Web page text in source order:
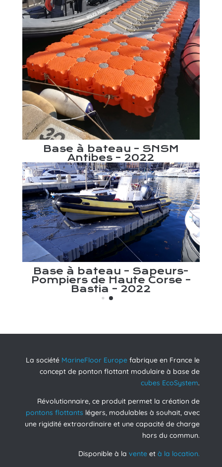
Base à bateau – SNSM
Antibes – 2022
Base à bateau – Sapeurs-
Pompiers de Haute Corse –
Bastia – 2022
La société MarineFloor Europe fabrique en France le
concept de ponton flottant modulaire à base de
cubes EcoSystem.
Révolutionnaire, ce produit permet la création de
pontons flottants légers, modulables à souhait, avec
une rigidité extraordinaire et une capacité de charge
hors du commun.
Disponible à lavente età la location.